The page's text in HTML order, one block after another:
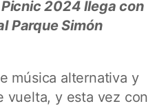
Picnic 2024 llega con
Parque Simón
música alternativa y
vuelta, y esta vez con